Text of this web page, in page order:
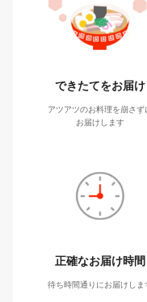
できたてをお届け
アツアツのお料理を崩さず
お届けします
正確なお届け時間
待ち時間通りにお届けしま